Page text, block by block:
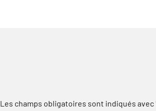
Les champs obligatoires sont indiqués avec